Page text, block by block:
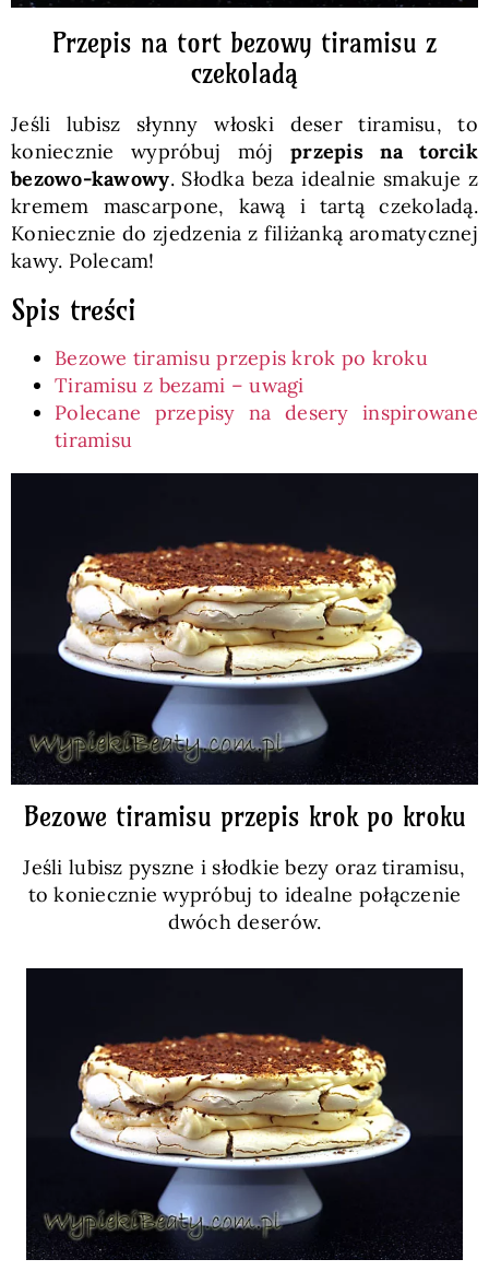
Przepis na tort bezowy tiramisu z
czekoladą
Jeśli lubisz słynny włoski deser tiramisu, to
koniecznie wypróbuj mójprzepis na torcik
bezowo-kawowy. Słodka beza idealnie smakuje z
kremem mascarpone, kawą i tartą czekoladą.
Koniecznie do zjedzenia z filiżanką aromatycznej
kawy. Polecam!
Spis treści
Bezowe tiramisu przepis krok po kroku
Tiramisu z bezami – uwagi
Polecane przepisy na desery inspirowane
tiramisu
Bezowe tiramisu przepis krok po kroku
Jeśli lubisz pyszne i słodkie bezy oraz tiramisu,
to koniecznie wypróbuj to idealne połączenie
dwóch deserów.